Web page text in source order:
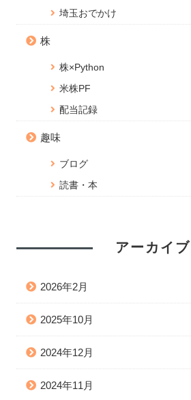
埼玉おでかけ
株
株×Python
米株PF
配当記録
趣味
ブログ
読書・本
アーカイブ
2026年2月
2025年10月
2024年12月
2024年11月